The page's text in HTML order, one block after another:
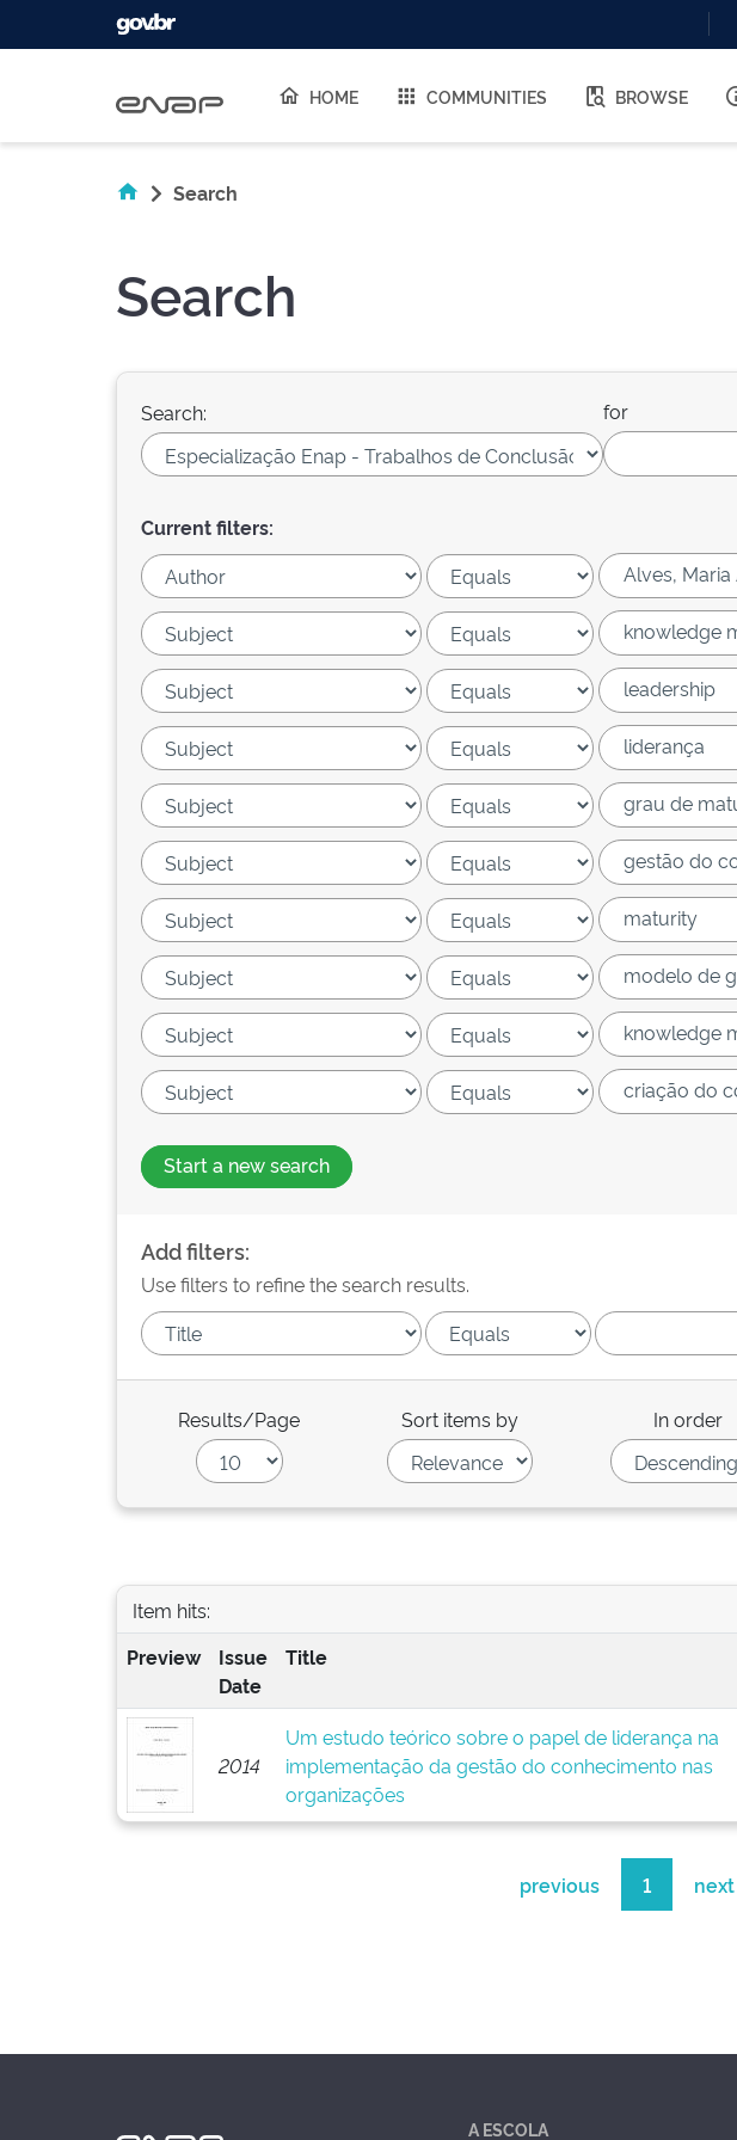
HOME COMMUNITIES BROWSE
Search
Search
Search: for
Current filters:
Start a new search
Add filters:
Use filters to refine the search results.
Results/Page Sort items by In order
Item hits:
Preview
Issue
Date
Title
2014
Um estudo teórico sobre o papel de liderança na
implementação da gestão do conhecimento nas
organizações
previous 1 next
A ESCOLA